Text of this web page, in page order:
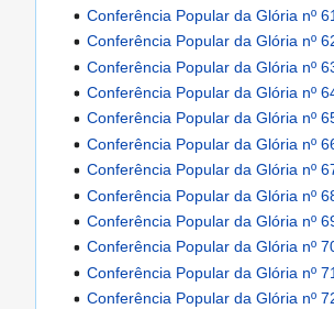
Conferência Popular da Glória nº
Conferência Popular da Glória nº
Conferência Popular da Glória nº
Conferência Popular da Glória nº
Conferência Popular da Glória nº
Conferência Popular da Glória nº
Conferência Popular da Glória nº
Conferência Popular da Glória nº
Conferência Popular da Glória nº
Conferência Popular da Glória nº
Conferência Popular da Glória nº
Conferência Popular da Glória nº